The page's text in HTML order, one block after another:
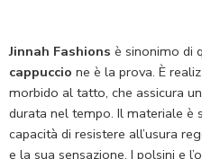
Jinnah Fashions è sinonimo di
cappuccio ne è la prova. È
morbido al tatto, che assicura
durata nel tempo. Il materiale è
capacità di resistere all’usura
e la sua sensazione. I polsini e